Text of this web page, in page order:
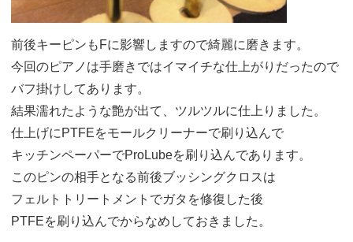
前後キーピンもFに影響しますので綺麗に磨きます。
今回のピアノは手磨きではイマイチな仕上がりだったので
バフ掛けしてあります。
結果濡れたような艶が出て、ツルツルに仕上りました。
仕上げにPTFEをモールクリーナーで刷り込んで
キッチンペーパーでProLubeを刷り込んであります。
このピンの相手となる前後ブッシングクロスは
フェルトトリートメントでガタを修復した後
PTFEを刷り込んでからなめしておきました。